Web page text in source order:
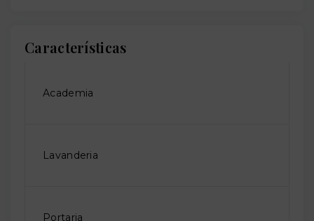
Características
Academia
Lavanderia
Portaria